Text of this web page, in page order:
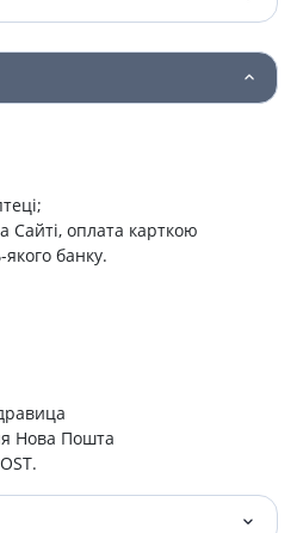
Panty Relax
44 грн.
№20 45 грн.
bella panty
classic nova №10
№20
уп. п/е
Сайті, оплата карткою
банку.
Нова Пошта